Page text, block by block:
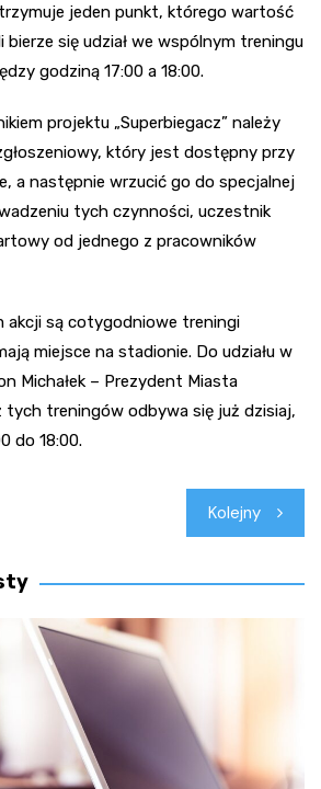
jeden punkt, którego wartość
się udział we wspólnym treningu
godziną 17:00 a 18:00.
projektu „Superbiegacz” należy
który jest dostępny przy
a następnie wrzucić go do specjalnej
tych czynności, uczestnik
od jednego z pracowników
akcji są cotygodniowe treningi
miejsce na stadionie. Do udziału w
Michałek – Prezydent Miasta
tych treningów odbywa się już dzisiaj,
do 18:00.
Kolejny